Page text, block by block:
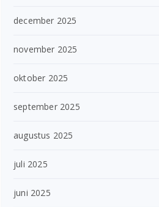
december 2025
november 2025
oktober 2025
september 2025
augustus 2025
juli 2025
juni 2025